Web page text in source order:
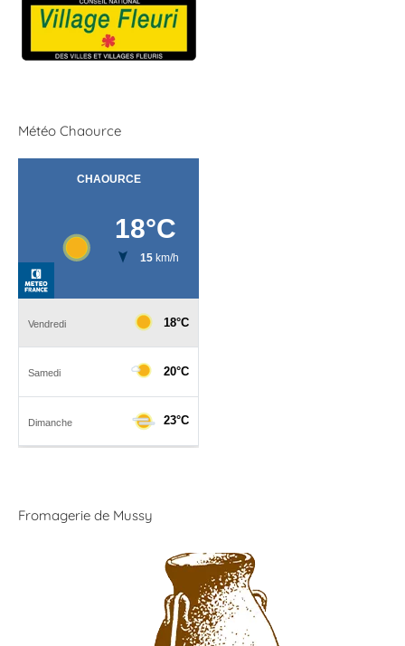
Météo Chaource
Fromagerie de Mussy